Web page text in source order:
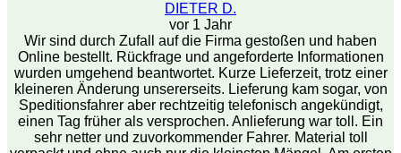
DIETER D.
vor 1 Jahr
Wir sind durch Zufall auf die Firma gestoßen und haben
Online bestellt. Rückfrage und angeforderte Informationen
wurden umgehend beantwortet. Kurze Lieferzeit, trotz einer
kleineren Änderung unsererseits. Lieferung kam sogar, von
Speditionsfahrer aber rechtzeitig telefonisch angekündigt,
einen Tag früher als versprochen. Anlieferung war toll. Ein
sehr netter und zuvorkommender Fahrer. Material toll